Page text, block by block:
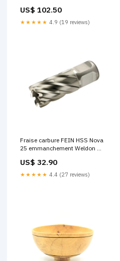
US$ 102.50
★★★★★ 4.9 (19 reviews)
Fraise carbure FEIN HSS Nova
25 emmanchement Weldon Ø
Déstockage Etat du
produit:Neuf
US$ 32.90
★★★★★ 4.4 (27 reviews)